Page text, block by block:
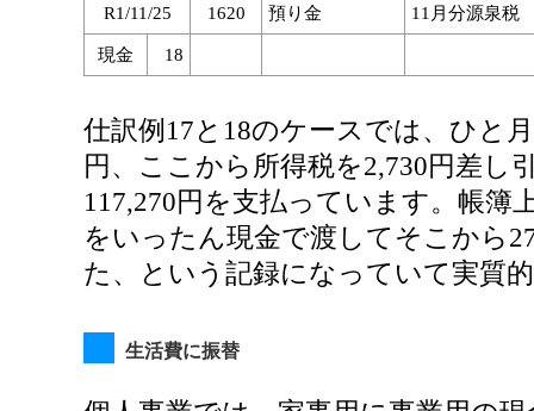
R1/11/25 1620 預り金 11月分源泉税
現金 18
仕訳例17と18のケースでは、ひと
円、ここから所得税を2,730円差し
117,270円を支払っています。帳簿
をいったん現金で渡してそこから
た、という記録になっていて実質
生活費に振替